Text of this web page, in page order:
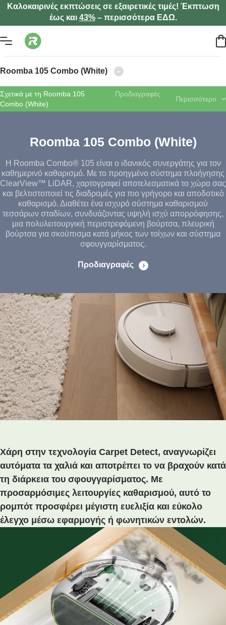
Καλοκαιρινές εκπτώσεις σε εξαιρετικές τιμές! Έκπτωση
έως και 43%– περισσότερα ΕΔΩ.
Roomba 105 Combo (White)
Σχετικά με τη Roomba 105
Combo (White)
Προδιαγραφές
Περισσότερο
Roomba 105 Combo (White)
Η Roomba Combo® 105 είναι ο ιδανικός συνεργάτης για τον
καθημερινό καθαρισμό. Με το προηγμένο σύστημα πλοήγησης
ClearView™ LiDAR, χαρτογραφεί αποτελεσματικά το χώρο σας
και βελτιστοποιεί τις διαδρομές για πιο γρήγορο και αποδοτικό
καθαρισμό. Διαθέτει ένα ισχυρό σύστημα καθαρισμού
τεσσάρων σταδίων, συνδυάζοντας υψηλή ισχύ απορρόφησης,
μια πολυλειτουργική περιστρεφόμενη βούρτσα, πλευρική
βούρτσα για σκούπισμα κατά μήκος των τοίχων και σύστημα
σφουγγαρίσματος.
Προδιαγραφές
Χάρη στην τεχνολογία Carpet Detect, αναγνωρίζει
αυτόματα τα χαλιά και αποτρέπει το να βραχούν κατά
τη διάρκεια του σφουγγαρίσματος. Με
προσαρμόσιμες λειτουργίες καθαρισμού, αυτό το
ρομπότ προσφέρει μέγιστη ευελιξία και εύκολο
έλεγχο μέσω εφαρμογής ή φωνητικών εντολών.